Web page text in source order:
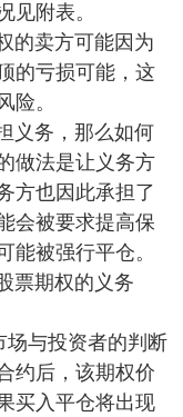
见附表。
的卖方可能因为
的亏损可能，这
险。
义务，那么如何
做法是让义务方
方也因此承担了
会被要求提高保
能被强行平仓。
票期权的义务
场与投资者的判断
约后，该期权价
买入平仓将出现